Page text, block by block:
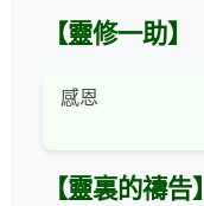
【靈修一助】
感恩
【靈裏的禱告】